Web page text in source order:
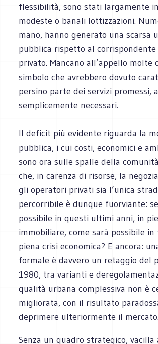
flessibilità, sono stati largamente
modeste o banali lottizzazioni.
mano, hanno generato una scarsa
pubblica rispetto al corrispondente
privato. Mancano all’appello molte
simbolo che avrebbero dovuto
persino parte dei servizi promessi,
semplicemente necessari.
Il deficit più evidente riguarda la
pubblica, i cui costi, economici e
sono ora sulle spalle della
che, in carenza di risorse, la
gli operatori privati sia l’unica
percorribile è dunque fuorviante:
possibile in questi ultimi anni, in
immobiliare, come sarà possibile
piena crisi economica? E ancora:
formale è davvero un retaggio del
1980, tra varianti e
qualità urbana complessiva non è
migliorata, con il risultato
deprimere ulteriormente il mercato.
Senza un quadro strategico, vacilla